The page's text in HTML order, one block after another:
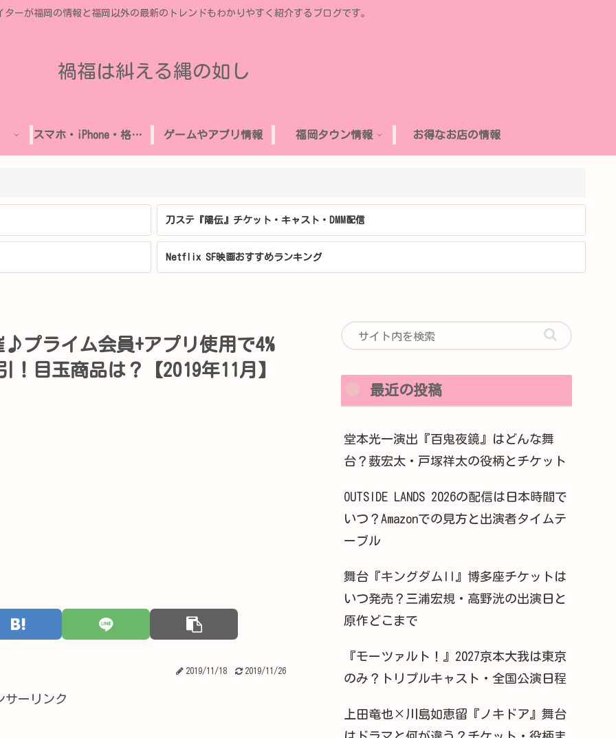
ターが福岡の情報と福岡以外の最新のトレンドもわかりやすく紹介するブログです。
禍福は糾える縄の如し
スマホ・iPhone・格安SIM ゲームやアプリ情報 福岡タウン情報 お得なお店の情報
刀ステ『陽伝』チケット・キャスト・DMM配信
Netflix SF映画おすすめランキング
♪プライム会員+アプリ使用で4%
目玉商品は？【2019年11月】
2019/11/18 2019/11/26
サーリンク
最近の投稿
堂本光一演出『百鬼夜鏡』はどんな舞
台？薮宏太・戸塚祥太の役柄とチケット
OUTSIDE LANDS 2026の配信は日本時間で
いつ？Amazonでの見方と出演者タイムテ
ーブル
舞台『キングダムII』博多座チケットは
いつ発売？三浦宏規・高野洸の出演日と
原作どこまで
『モーツァルト！』2027京本大我は東京
のみ？トリプルキャスト・全国公演日程
上田竜也×川島如恵留『ノキドア』舞台